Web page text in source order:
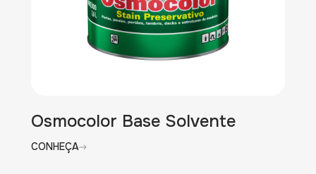
Osmocolor Base Solvente
CONHEÇA